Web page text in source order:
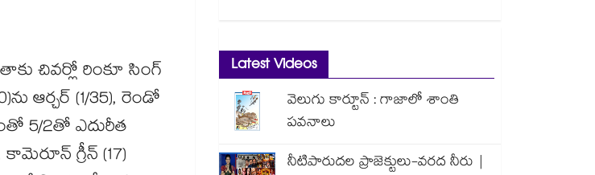
చివర్లో రింకూ సింగ్‌‌‌‌‌‌‌‌‌‌‌‌‌‌‌‌‌‌‌‌‌‌‌‌‌‌‌‌‌‌‌‌‌‌‌‌‌‌‌‌‌‌‌‌‌‌‌‌‌‌‌‌‌‌‌‌‌‌‌‌‌‌‌‌‌‌‌‌‌‌‌‌‌‌‌‌‌‌‌‌‌‌‌‌‌‌‌‌‌‌‌‌‌‌‌‌‌‌‌‌‌‌‌‌‌‌‌‌‌‌‌‌‌‌‌‌‌‌‌‌‌‌‌‌‌‌‌‌
ఆర్చర్‌‌‌‌‌‌‌‌‌‌‌‌‌‌‌‌‌‌‌‌‌‌‌‌‌‌‌‌‌‌‌‌‌‌‌‌‌‌‌‌‌‌‌‌‌‌‌‌‌‌‌‌‌‌‌‌‌‌‌‌‌‌‌‌‌‌‌‌‌‌‌‌‌‌‌‌‌‌‌‌‌‌‌‌‌‌‌‌‌‌‌‌‌‌‌‌‌‌‌‌‌‌‌‌‌‌‌‌‌‌‌‌‌‌‌‌‌‌‌‌‌‌‌‌‌‌‌‌ (1/35), రెండో
5/2తో ఎదురీత
గ్రీన్‌‌‌‌‌‌‌‌‌‌‌‌‌‌‌‌‌‌‌‌‌‌‌‌‌‌‌‌‌‌‌‌‌‌‌‌‌‌‌‌‌‌‌‌‌‌‌‌‌‌‌‌‌‌‌‌‌‌‌‌‌‌‌‌‌‌‌‌‌‌‌‌‌‌‌‌‌‌‌‌‌‌‌‌‌‌‌‌‌‌‌‌‌‌‌‌‌‌‌‌‌‌‌‌‌‌‌‌‌‌‌‌‌‌‌‌‌‌‌‌‌‌‌‌‌‌‌‌ (17)
Latest Videos
వెలుగు కార్టూన్ : గాజాలో శాంతి
పవనాలు
నీటిపారుదల ప్రాజెక్టులు-వరద నీరు |